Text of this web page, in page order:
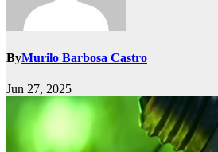
ByMurilo Barbosa Castro
Jun 27, 2025